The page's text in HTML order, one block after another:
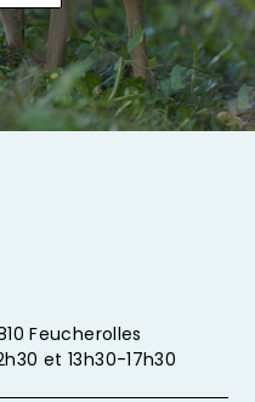
Feucherolles
et 13h30-17h30